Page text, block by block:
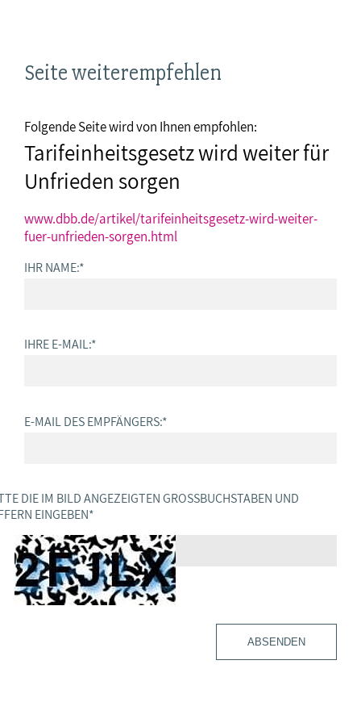
Seite weiterempfehlen
Folgende Seite wird von Ihnen empfohlen:
Tarifeinheitsgesetz wird weiter für
Unfrieden sorgen
www.dbb.de/artikel/tarifeinheitsgesetz-wird-weiter-
fuer-unfrieden-sorgen.html
IHR NAME:*
IHRE E-MAIL:*
E-MAIL DES EMPFÄNGERS:*
DIE IM BILD ANGEZEIGTEN GROSSBUCHSTABEN UND Z
EINGEBEN *
ABSENDEN